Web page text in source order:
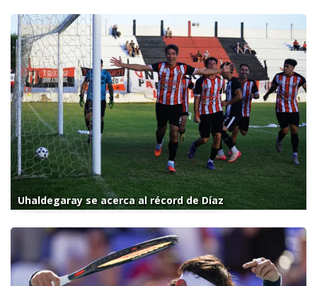
Uhaldegaray se acerca al récord de Díaz